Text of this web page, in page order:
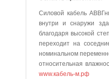
Силовой кабель
внутри и снаружи
благодаря высокой
переходит на
номинальном
относительная
www.кабель-м.рф